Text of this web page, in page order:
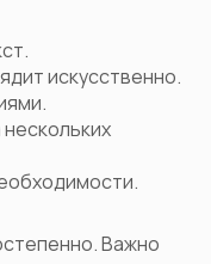
искусственно.
Важно